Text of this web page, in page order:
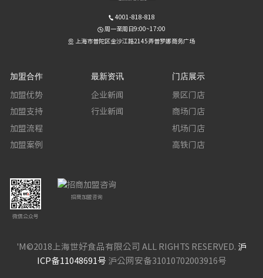
4001-818-818
周一至周日9:00~17:00
上海市普陀区金沙江路2145弄普罗娜商务广场
加盟合作
加盟优势
加盟支持
加盟流程
加盟案例
最新资讯
企业新闻
行业新闻
门店展示
景区门店
商场门店
机场门店
高铁门店
微信公众号
招商加盟咨询
'M©2018上海世好食品有限公司 ALL RIGHTS RESERVED. 沪
ICP备11048691号 沪公网安备31010702003916号